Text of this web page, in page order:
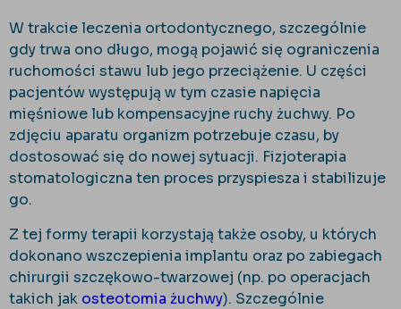
W trakcie leczenia ortodontycznego, szczególnie
gdy trwa ono długo, mogą pojawić się ograniczenia
ruchomości stawu lub jego przeciążenie. U części
pacjentów występują w tym czasie napięcia
mięśniowe lub kompensacyjne ruchy żuchwy. Po
zdjęciu aparatu organizm potrzebuje czasu, by
dostosować się do nowej sytuacji. Fizjoterapia
stomatologiczna ten proces przyspiesza i stabilizuje
go.
Z tej formy terapii korzystają także osoby, u których
dokonano wszczepienia implantu oraz po zabiegach
chirurgii szczękowo-twarzowej (np. po operacjach
takich jak osteotomia żuchwy). Szczególnie